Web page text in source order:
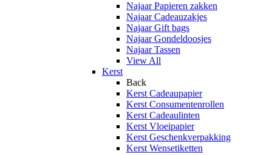
Najaar Papieren zakken
Najaar Cadeauzakjes
Najaar Gift bags
Najaar Gondeldoosjes
Najaar Tassen
View All
Kerst
Back
Kerst Cadeaupapier
Kerst Consumentenrollen
Kerst Cadeaulinten
Kerst Vloeipapier
Kerst Geschenkverpakking
Kerst Wensetiketten